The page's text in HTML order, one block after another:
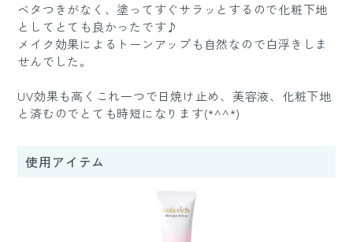
ベタつきがなく、塗ってすぐサラッとするので化粧下地
としてとても良かったです♪
メイク効果によるトーンアップも自然なので白浮きしま
せんでした。
UV効果も高くこれ一つで日焼け止め、美容液、化粧下地
と済むのでとても時短になります(*^^*)
使用アイテム